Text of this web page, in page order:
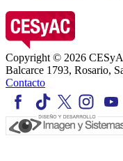
Copyright © 2026
Balcarce 1793, Rosario,
Contacto